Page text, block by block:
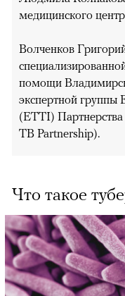
медицинского
Волченков
помощи
экспертной группы
(ETTI) Партнерства
TB Partnership).
Что такое